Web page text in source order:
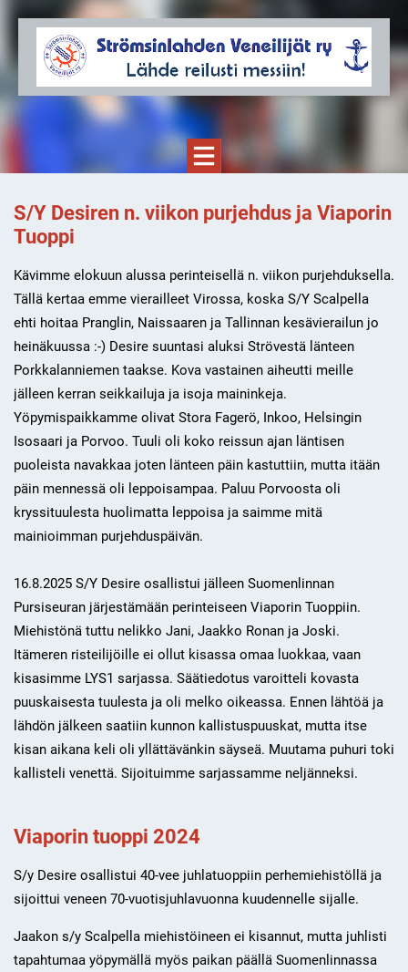
S/Y Desiren n. viikon purjehdus ja Viaporin
Tuoppi
Kävimme elokuun alussa perinteisellä n. viikon purjehduksella.
Tällä kertaa emme vierailleet Virossa, koska S/Y Scalpella
ehti hoitaa Pranglin, Naissaaren ja Tallinnan kesävierailun jo
heinäkuussa :-) Desire suuntasi aluksi Strövestä länteen
Porkkalanniemen taakse. Kova vastainen aiheutti meille
jälleen kerran seikkailuja ja isoja maininkeja.
Yöpymispaikkamme olivat Stora Fagerö, Inkoo, Helsingin
Isosaari ja Porvoo. Tuuli oli koko reissun ajan läntisen
puoleista navakkaa joten länteen päin kastuttiin, mutta itään
päin mennessä oli leppoisampaa. Paluu Porvoosta oli
kryssituulesta huolimatta leppoisa ja saimme mitä
mainioimman purjehduspäivän.
16.8.2025 S/Y Desire osallistui jälleen Suomenlinnan
Pursiseuran järjestämään perinteiseen Viaporin Tuoppiin.
Miehistönä tuttu nelikko Jani, Jaakko Ronan ja Joski.
Itämeren risteilijöille ei ollut kisassa omaa luokkaa, vaan
kisasimme LYS1 sarjassa. Säätiedotus varoitteli kovasta
puuskaisesta tuulesta ja oli melko oikeassa. Ennen lähtöä ja
lähdön jälkeen saatiin kunnon kallistuspuuskat, mutta itse
kisan aikana keli oli yllättävänkin säyseä. Muutama puhuri toki
kallisteli venettä. Sijoituimme sarjassamme neljänneksi.
Viaporin tuoppi 2024
S/y Desire osallistui 40-vee juhlatuoppiin perhemiehistöllä ja
sijoittui veneen 70-vuotisjuhlavuonna kuudennelle sijalle.
Jaakon s/y Scalpella miehistöineen ei kisannut, mutta juhlisti
tapahtumaa yöpymällä myös paikan päällä Suomenlinnassa